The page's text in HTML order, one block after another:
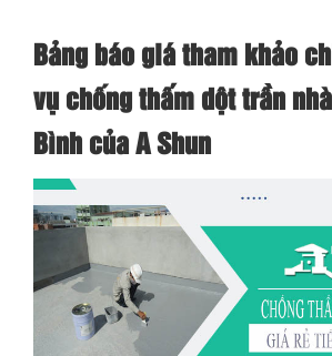
Bảng báo giá tham khảo
vụ chống thấm dột trần
Bình của A Shun